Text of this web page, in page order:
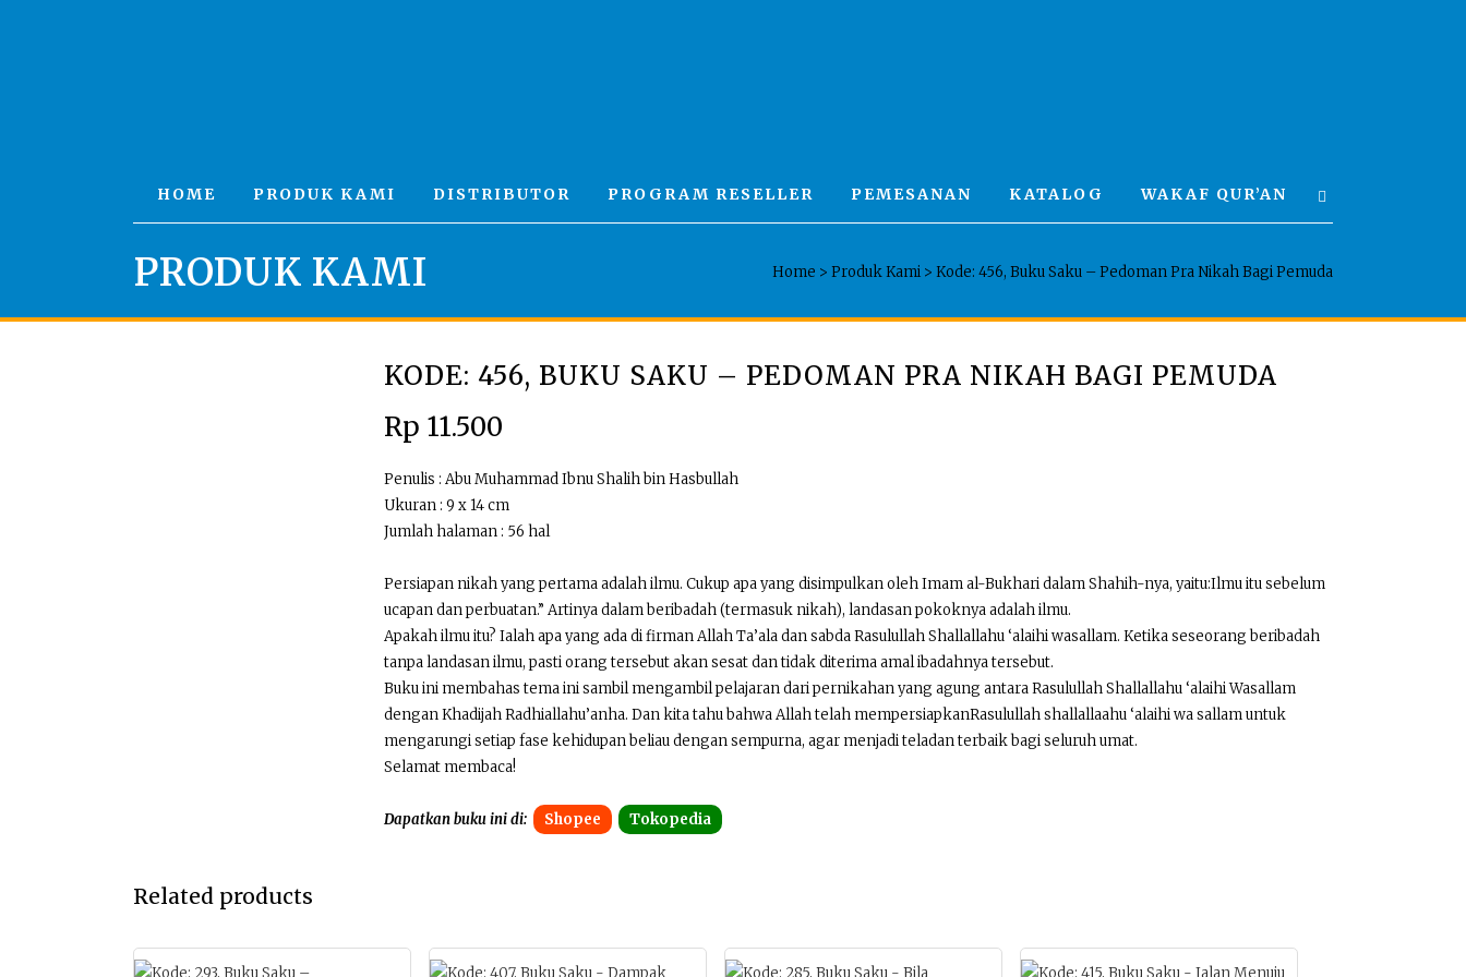
HOME PRODUK KAMI DISTRIBUTOR PROGRAM RESELLER PEMESANAN KATALOG WAKAF QUR’AN
PRODUK KAMI Home > Produk Kami > Kode: 456, Buku Saku – Pedoman Pra Nikah Bagi Pemuda
KODE: 456, BUKU SAKU – PEDOMAN PRA NIKAH BAGI PEMUDA
Rp 11.500
Penulis : Abu Muhammad Ibnu Shalih bin Hasbullah
Ukuran : 9 x 14 cm
Jumlah halaman : 56 hal
Persiapan nikah yang pertama adalah ilmu. Cukup apa yang disimpulkan oleh Imam al-Bukhari dalam Shahih-nya, yaitu:Ilmu itu sebelum
ucapan dan perbuatan.” Artinya dalam beribadah (termasuk nikah), landasan pokoknya adalah ilmu.
Apakah ilmu itu? Ialah apa yang ada di firman Allah Ta’ala dan sabda Rasulullah Shallallahu ‘alaihi wasallam. Ketika seseorang beribadah
tanpa landasan ilmu, pasti orang tersebut akan sesat dan tidak diterima amal ibadahnya tersebut.
Buku ini membahas tema ini sambil mengambil pelajaran dari pernikahan yang agung antara Rasulullah Shallallahu ‘alaihi Wasallam
dengan Khadijah Radhiallahu’anha. Dan kita tahu bahwa Allah telah mempersiapkanRasulullah shallallaahu ‘alaihi wa sallam untuk
mengarungi setiap fase kehidupan beliau dengan sempurna, agar menjadi teladan terbaik bagi seluruh umat.
Selamat membaca!
Dapatkan buku ini di: Shopee Tokopedia
Related products